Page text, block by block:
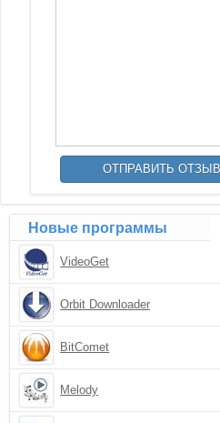
Новые программы
VideoGet
Orbit Downloader
BitComet
Melody